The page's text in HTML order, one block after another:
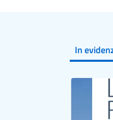
In